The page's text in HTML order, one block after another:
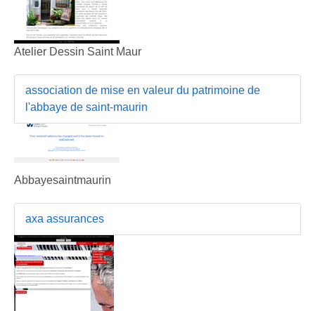
Atelier Dessin Saint Maur
association de mise en valeur du patrimoine de
l'abbaye de saint-maurin
Abbayesaintmaurin
axa assurances